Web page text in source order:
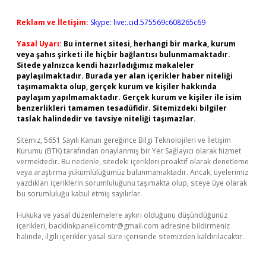
Reklam ve İletişim: Skype: live:.cid.575569c608265c69
Yasal Uyarı: Bu internet sitesi, herhangi bir marka, kurum
veya şahıs şirketi ile hiçbir bağlantısı bulunmamaktadır.
Sitede yalnızca kendi hazırladığımız makaleler
paylaşılmaktadır. Burada yer alan içerikler haber niteliği
taşımamakta olup, gerçek kurum ve kişiler hakkında
paylaşım yapılmamaktadır. Gerçek kurum ve kişiler ile isim
benzerlikleri tamamen tesadüfidir. Sitemizdeki bilgiler
taslak halindedir ve tavsiye niteliği taşımazlar.
Sitemiz, 5651 Sayılı Kanun gereğince Bilgi Teknolojileri ve İletişim
Kurumu (BTK) tarafından onaylanmış bir Yer Sağlayıcı olarak hizmet
vermektedir. Bu nedenle, sitedeki içerikleri proaktif olarak denetleme
veya araştırma yükümlülüğümüz bulunmamaktadır. Ancak, üyelerimiz
yazdıkları içeriklerin sorumluluğunu taşımakta olup, siteye üye olarak
bu sorumluluğu kabul etmiş sayılırlar.
Hukuka ve yasal düzenlemelere aykırı olduğunu düşündüğünüz
içerikleri, backlinkpanelicomtr@gmail.com adresine bildirmeniz
halinde, ilgili içerikler yasal süre içerisinde sitemizden kaldırılacaktır.